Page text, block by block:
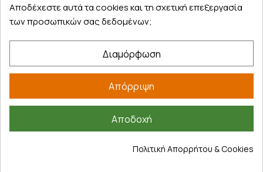
Εξυπηρέτηση πελατών
Τα αγαπημένα μου
Τρόποι πληρωμής
Αποδέχεστε αυτά τα cookies και τη σχετική επεξεργασία
των προσωπικών σας δεδομένων;
Διαμόρφωση
Απόρριψη
Αποδοχή
Πολιτική Απορρήτου & Cookies